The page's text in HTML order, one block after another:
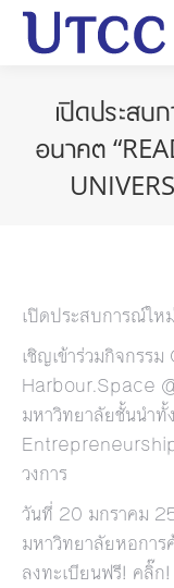
เปิดประสบ
อนาคต
เปิดประสบการณ์ใ
เชิญเข้าร่วมกิจกร
Harbour.Space
มหาวิทยาลัยชั้นนำ
วงการ
วันที่ 20 มกราคม
มหาวิทยาลัยหอการ
ลงทะเบียนฟรี! คลิ๊ก!